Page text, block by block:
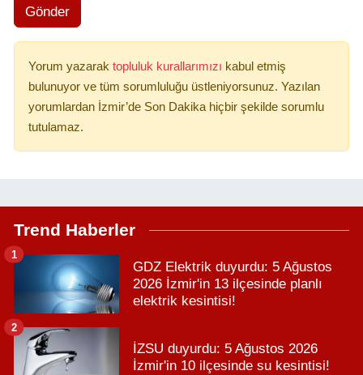
Gönder
Yorum yazarak topluluk kurallarımızı kabul etmiş
bulunuyor ve tüm sorumluluğu üstleniyorsunuz. Yazılan
yorumlardan İzmir’de Son Dakika hiçbir şekilde sorumlu
tutulamaz.
Trend Haberler
GDZ Elektrik duyurdu: 5 Ağustos
2026 İzmir'in 13 ilçesinde planlı
elektrik kesintisi!
1
İZSU duyurdu: 5 Ağustos 2026
İzmir'in 10 ilçesinde su kesintisi!
2